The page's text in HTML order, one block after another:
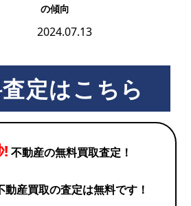
の傾向
2024.07.13
定はこちら
不動産の無料買取査定！
産買取の査定は無料です！